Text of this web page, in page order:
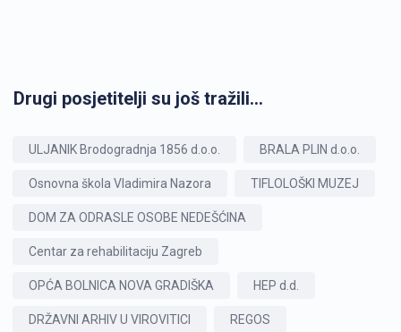
Drugi posjetitelji su još tražili...
ULJANIK Brodogradnja 1856 d.o.o. BRALA PLIN d.o.o.
Osnovna škola Vladimira Nazora TIFLOLOŠKI MUZEJ
DOM ZA ODRASLE OSOBE NEDEŠĆINA
Centar za rehabilitaciju Zagreb
OPĆA BOLNICA NOVA GRADIŠKA HEP d.d.
DRŽAVNI ARHIV U VIROVITICI REGOS